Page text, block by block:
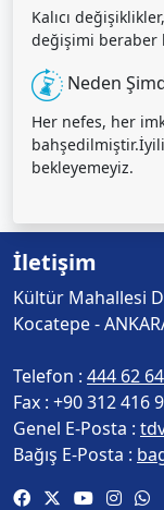
Kalıcı
değişimi beraber
Neden
Her nefes, her
bekleyemeyiz.
İletişim
Kültür Mahallesi
Kocatepe -
Telefon : 444 62 64
Fax : +90 312 416
Genel E-Posta :
Bağış E-Posta :